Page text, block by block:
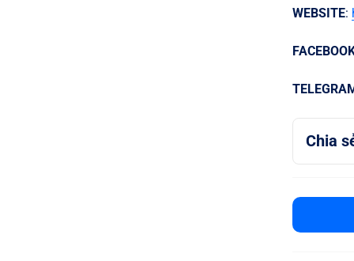
WEBSITE:
Chia